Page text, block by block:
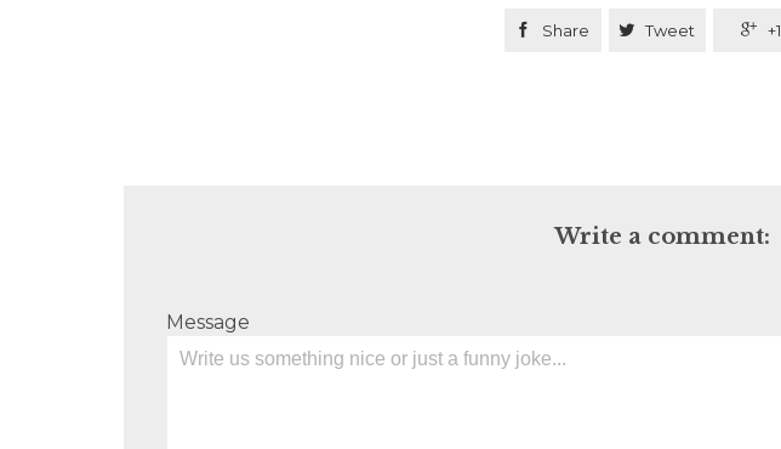
 Share  Tweet  +1
Write a comment:
Message